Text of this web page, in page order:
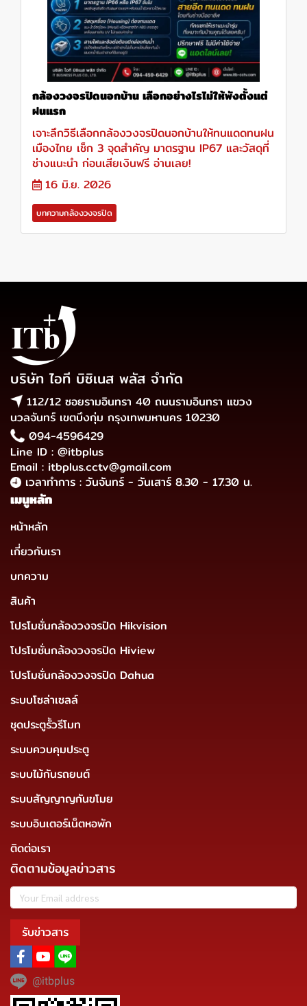
กล้องวงจรปิดนอกบ้าน เลือกอย่างไรไม่ให้พังตั้งแต่
ฝนแรก
เจาะลึกวิธีเลือกกล้องวงจรปิดนอกบ้านให้ทนแดดทนฝน
เมืองไทย เช็ก 3 จุดสำคัญ มาตรฐาน IP67 และวัสดุที่
ช่างแนะนำ ก่อนเสียเงินฟรี อ่านเลย!
16 มิ.ย. 2026
บทความกล้องวงจรปิด
บริษัท ไอที บิซิเนส พลัส จำกัด
112/12 ซอยรามอินทรา 40 ถนนรามอินทรา แขวง
นวลจันทร์ เขตบึงกุ่ม กรุงเทพมหานคร 10230
094-4596429
Line ID : @itbplus
Email : itbplus.cctv@gmail.com
เวลาทำการ : วันจันทร์ - วันเสาร์ 8.30 - 17.30 น.
เมนูหลัก
หน้าหลัก
เกี่ยวกับเรา
บทความ
สินค้า
โปรโมชั่นกล้องวงจรปิด Hikvision
โปรโมชั่นกล้องวงจรปิด Hiview
โปรโมชั่นกล้องวงจรปิด Dahua
ระบบโซล่าเซลล์
ชุดประตูรั้วรีโมท
ระบบควบคุมประตู
ระบบไม้กันรถยนต์
ระบบสัญญาญกันขโมย
ระบบอินเตอร์เน็ตหอพัก
ติดต่อเรา
ติดตามข้อมูลข่าวสาร
รับข่าวสาร
@itbplus